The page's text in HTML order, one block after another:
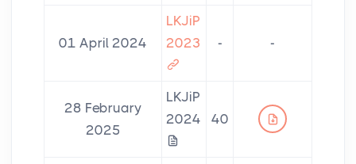
01 April 2024
LKJiP
2023
- -
28 February
2025
LKJiP
2024
40